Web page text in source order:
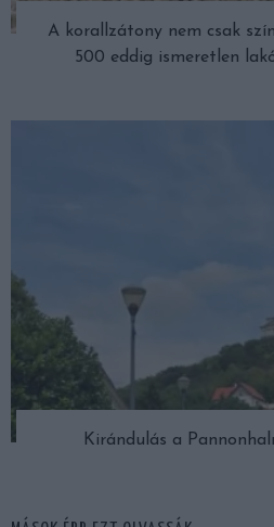
A korallzátony nem csak
500 eddig ismeretlen
Kirándulás a